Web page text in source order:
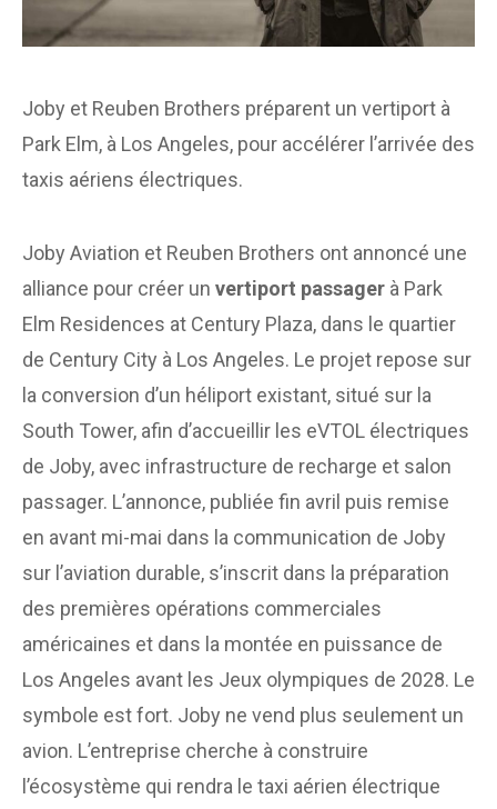
Joby et Reuben Brothers préparent un vertiport à
Park Elm, à Los Angeles, pour accélérer l’arrivée des
taxis aériens électriques.
Joby Aviation et Reuben Brothers ont annoncé une
alliance pour créer un vertiport passager à Park
Elm Residences at Century Plaza, dans le quartier
de Century City à Los Angeles. Le projet repose sur
la conversion d’un héliport existant, situé sur la
South Tower, afin d’accueillir les eVTOL électriques
de Joby, avec infrastructure de recharge et salon
passager. L’annonce, publiée fin avril puis remise
en avant mi-mai dans la communication de Joby
sur l’aviation durable, s’inscrit dans la préparation
des premières opérations commerciales
américaines et dans la montée en puissance de
Los Angeles avant les Jeux olympiques de 2028. Le
symbole est fort. Joby ne vend plus seulement un
avion. L’entreprise cherche à construire
l’écosystème qui rendra le taxi aérien électrique